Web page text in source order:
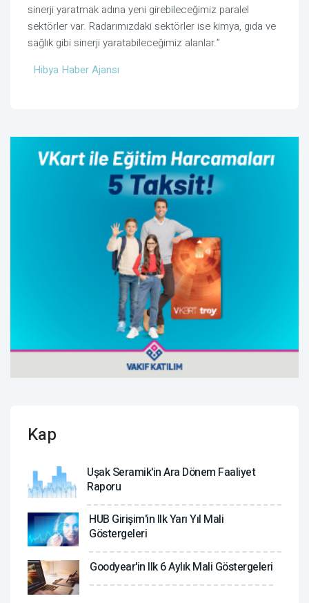
sinerji yaratmak adına yeni girebileceğimiz paralel
sektörler var. Radarımızdaki sektörler ise kimya, gıda ve
sağlık gibi sinerji yaratabileceğimiz alanlar.”
Hibya Haber Ajansı
Kap
Uşak Seramik'in Ara Dönem Faaliyet
Raporu
HUB Girişim'in Ilk Yarı Yıl Mali
Göstergeleri
Goodyear'in Ilk 6 Aylık Mali Göstergeleri